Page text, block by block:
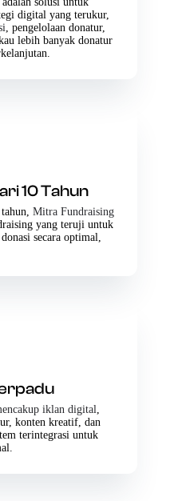
digital yang terukur,
, pengelolaan donatur,
lebih banyak donatur
10 Tahun
Mitra Fundraising
yang teruji untuk
secara optimal,
iklan digital
konten kreatif, dan
terintegrasi untuk